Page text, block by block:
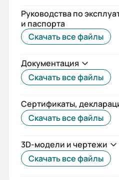
Вес (кг):
22
Руководства по
и паспорта
Скачать все файлы
Документация
Скачать все файлы
Сертификаты,
Скачать все файлы
3D-модели и чертежи
Скачать все файлы